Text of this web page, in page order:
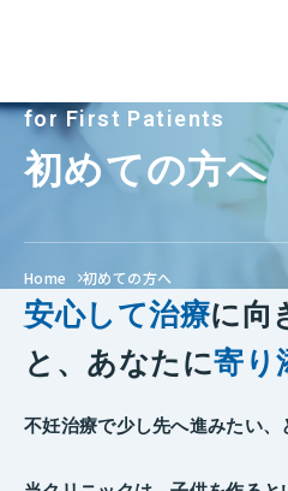
for First Patients
初めての方へ
Home 初めての方へ
安心して治療に向
と、 あなたに寄り
不妊治療で少し先へ進みたい